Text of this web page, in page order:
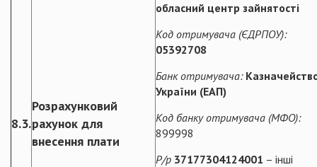
8.3.
Розрахунковий
рахунок для
внесення плати
обласний центр зайнятості
Код отримувача (ЄДРПОУ):
05392708
Банк отримувача:
України (ЕАП)
Код банку отримувача (МФО):
899998
Р/р 37177304124001 – інші